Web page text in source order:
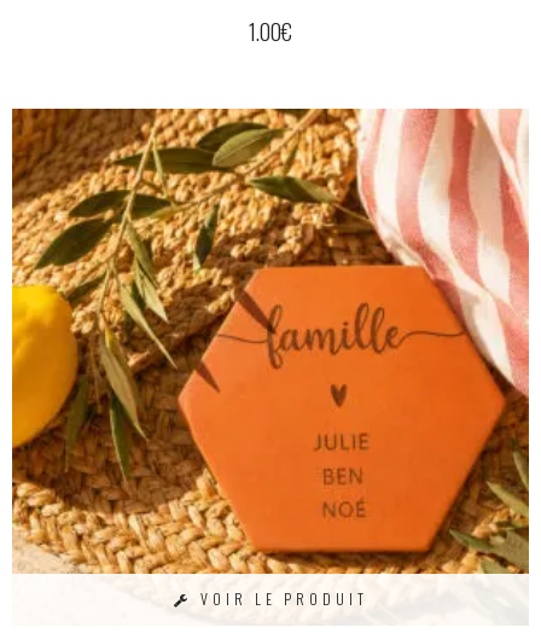
1.00€
VOIR LE PRODUIT